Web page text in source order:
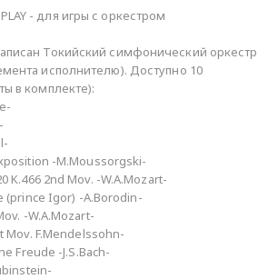
- для игры с оркестром
Токийский симфонический оркестр
исполнителю). Доступно 10
в комплекте):
-M.Moussorgski-
K.466 2nd Mov. -W.A.Mozart-
(prince Igor) -A.Borodin-
-W.A.Mozart-
Mov. F.Mendelssohn-
Freude -J.S.Bach-